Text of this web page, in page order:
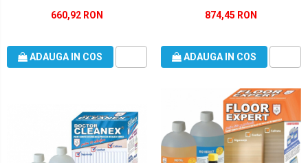
660,92 RON
ADAUGA IN COS
874,45 RON
ADAUGA IN COS